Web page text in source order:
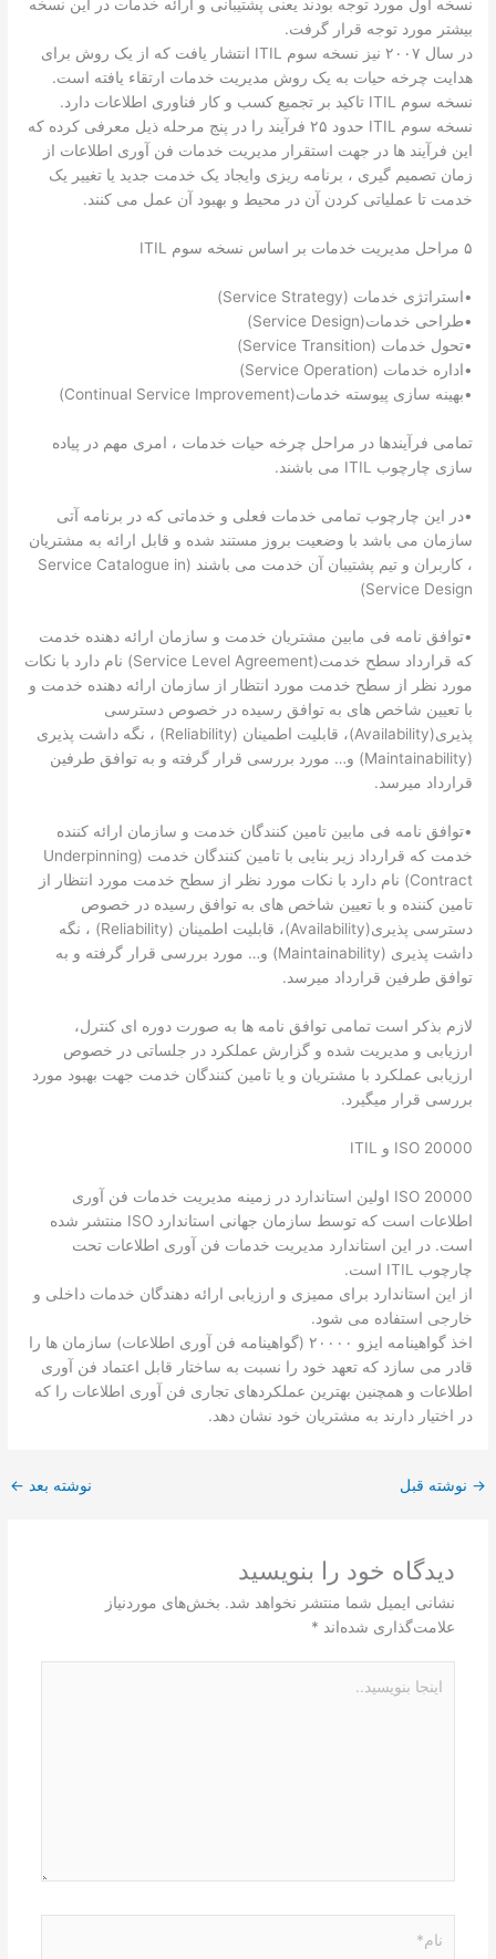
نسخه اول مورد توجه بودند یعنی پشتیبانی و ارائه خدمات در این نسخه
بیشتر مورد توجه قرار گرفت.
در سال ۲۰۰۷ نیز نسخه سوم ITIL انتشار یافت که از یک روش برای
هدایت چرخه حیات به یک روش مدیریت خدمات ارتقاء یافته است.
نسخه سوم ITIL تاکید بر تجمیع کسب و کار فناوری اطلاعات دارد.
نسخه سوم ITIL حدود ۲۵ فرآیند را در پنج مرحله ذیل معرفی کرده که
این فرآیند ها در جهت استقرار مدیریت خدمات فن آوری اطلاعات از
زمان تصمیم گیری ، برنامه ریزی وایجاد یک خدمت جدید یا تغییر یک
خدمت تا عملیاتی کردن آن در محیط و بهبود آن عمل می کنند.
۵ مراحل مدیریت خدمات بر اساس نسخه سوم ITIL
•استراتژی خدمات (Service Strategy)
•طراحی خدمات(Service Design)
•تحول خدمات (Service Transition)
•اداره خدمات (Service Operation)
•بهینه سازی پیوسته خدمات(Continual Service Improvement)
تمامی فرآیندها در مراحل چرخه حیات خدمات ، امری مهم در پیاده
سازی چارچوب ITIL می باشند.
•در این چارچوب تمامی خدمات فعلی و خدماتی که در برنامه آتی
سازمان می باشد با وضعیت بروز مستند شده و قابل ارائه به مشتریان
، کاربران و تیم پشتیبان آن خدمت می باشند (Service Catalogue in
Service Design)
•توافق نامه فی مابین مشتریان خدمت و سازمان ارائه دهنده خدمت
که قرارداد سطح خدمت(Service Level Agreement) نام دارد با نکات
مورد نظر از سطح خدمت مورد انتظار از سازمان ارائه دهنده خدمت و
با تعیین شاخص های به توافق رسیده در خصوص دسترسی
پذیری(Availability)، قابلیت اطمینان (Reliability) ، نگه داشت پذیری
(Maintainability) و… مورد بررسی قرار گرفته و به توافق طرفین
قرارداد میرسد.
•توافق نامه فی مابین تامین کنندگان خدمت و سازمان ارائه کننده
خدمت که قرارداد زیر بنایی با تامین کنندگان خدمت (Underpinning
Contract) نام دارد با نکات مورد نظر از سطح خدمت مورد انتظار از
تامین کننده و با تعیین شاخص های به توافق رسیده در خصوص
دسترسی پذیری(Availability)، قابلیت اطمینان (Reliability) ، نگه
داشت پذیری (Maintainability) و… مورد بررسی قرار گرفته و به
توافق طرفین قرارداد میرسد.
لازم بذکر است تمامی توافق نامه ها به صورت دوره ای کنترل،
ارزیابی و مدیریت شده و گزارش عملکرد در جلساتی در خصوص
ارزیابی عملکرد با مشتریان و یا تامین کنندگان خدمت جهت بهبود مورد
بررسی قرار میگیرد.
ISO 20000 و ITIL
ISO 20000 اولین استاندارد در زمینه مدیریت خدمات فن آوری
اطلاعات است که توسط سازمان جهانی استاندارد ISO منتشر شده
است. در این استاندارد مدیریت خدمات فن آوری اطلاعات تحت
چارچوب ITIL است.
از این استاندارد برای ممیزی و ارزیابی ارائه دهندگان خدمات داخلی و
خارجی استفاده می شود.
اخذ گواهینامه ایزو ۲۰۰۰۰ (گواهینامه فن آوری اطلاعات) سازمان ها را
قادر می سازد که تعهد خود را نسبت به ساختار قابل اعتماد فن آوری
اطلاعات و همچنین بهترین عملکردهای تجاری فن آوری اطلاعات را که
در اختیار دارند به مشتریان خود نشان دهد.
→ نوشته قبل نوشته بعد ←
دیدگاه‌ خود را بنویسید
نشانی ایمیل شما منتشر نخواهد شد. بخش‌های موردنیاز
علامت‌گذاری شده‌اند *
بنویسید..